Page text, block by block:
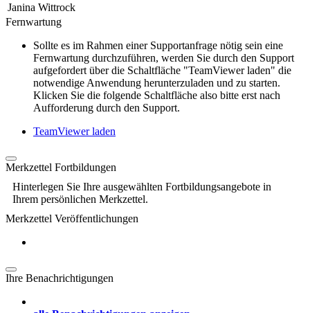
Janina Wittrock
Fernwartung
Sollte es im Rahmen einer Supportanfrage nötig sein eine
Fernwartung durchzuführen, werden Sie durch den Support
aufgefordert über die Schaltfläche "TeamViewer laden" die
notwendige Anwendung herunterzuladen und zu starten.
Klicken Sie die folgende Schaltfläche also bitte erst nach
Aufforderung durch den Support.
TeamViewer laden
Merkzettel Fortbildungen
Hinterlegen Sie Ihre ausgewählten Fortbildungsangebote in
Ihrem persönlichen Merkzettel.
Merkzettel Veröffentlichungen
Ihre Benachrichtigungen